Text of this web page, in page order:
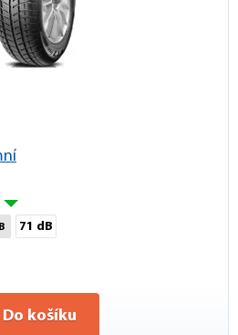
B 71 dB
Do košíku